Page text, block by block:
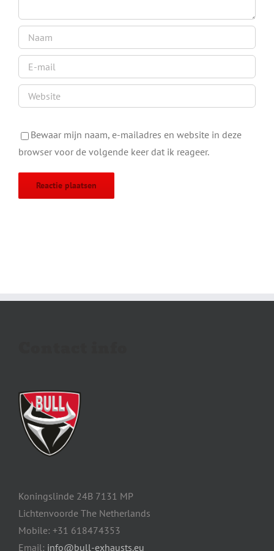
Bewaar mijn naam, e-mailadres en website in deze
browser voor de volgende keer dat ik reageer.
Koningslinde 24B 7131 MP
Lichtenvoorde The Netherlands
Mobile: +31 618474353
Email: info@bull-exhausts.eu